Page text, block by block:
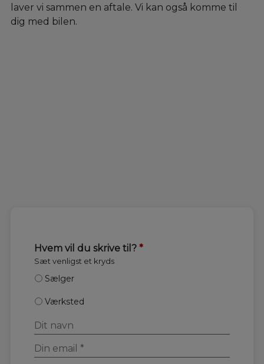
laver vi sammen en aftale. Vi kan også komme til
dig med bilen.
Hvem vil du skrive til? *
Sæt venligst et kryds
Sælger
Værksted